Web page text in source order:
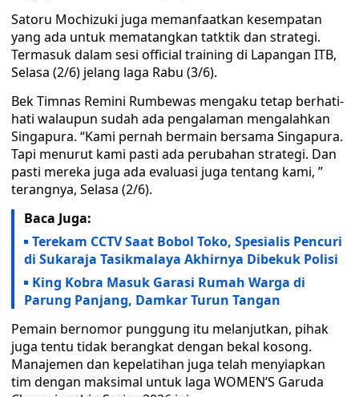
Satoru Mochizuki juga memanfaatkan kesempatan
yang ada untuk mematangkan tatktik dan strategi.
Termasuk dalam sesi official training di Lapangan ITB,
Selasa (2/6) jelang laga Rabu (3/6).
Bek Timnas Remini Rumbewas mengaku tetap berhati-
hati walaupun sudah ada pengalaman mengalahkan
Singapura. “Kami pernah bermain bersama Singapura.
Tapi menurut kami pasti ada perubahan strategi. Dan
pasti mereka juga ada evaluasi juga tentang kami, ”
terangnya, Selasa (2/6).
Baca Juga:
Terekam CCTV Saat Bobol Toko, Spesialis Pencuri
di Sukaraja Tasikmalaya Akhirnya Dibekuk Polisi
King Kobra Masuk Garasi Rumah Warga di
Parung Panjang, Damkar Turun Tangan
Pemain bernomor punggung itu melanjutkan, pihak
juga tentu tidak berangkat dengan bekal kosong.
Manajemen dan kepelatihan juga telah menyiapkan
tim dengan maksimal untuk laga WOMEN’S Garuda